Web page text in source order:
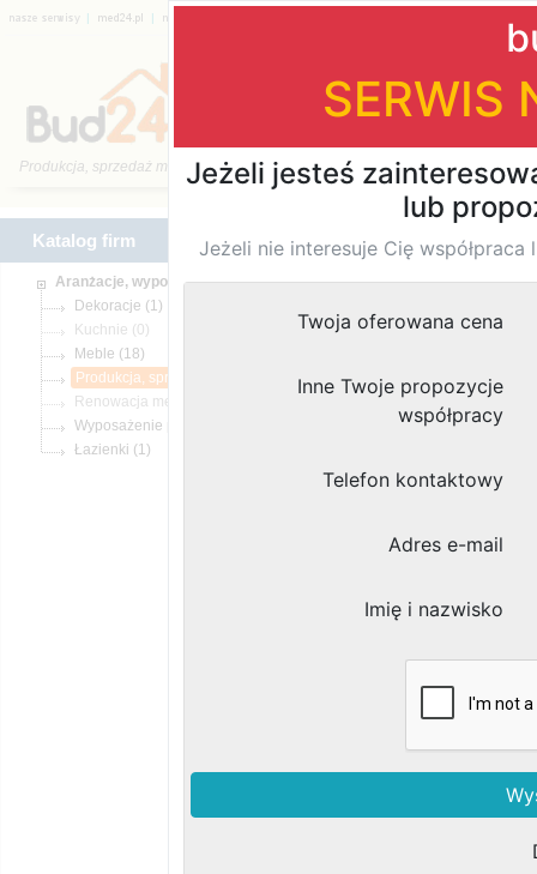
| |
Katalog firm
Katalog firm
(1)
Kuchnie (0)
(18)
Renowacja mebli (0)
(1)
Znaleziono